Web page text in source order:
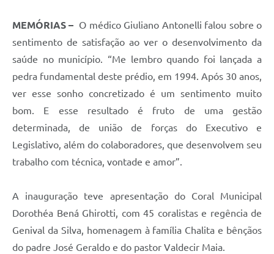
MEMÓRIAS – O médico Giuliano Antonelli falou sobre o
sentimento de satisfação ao ver o desenvolvimento da
saúde no município. “Me lembro quando foi lançada a
pedra fundamental deste prédio, em 1994. Após 30 anos,
ver esse sonho concretizado é um sentimento muito
bom. E esse resultado é fruto de uma gestão
determinada, de união de forças do Executivo e
Legislativo, além do colaboradores, que desenvolvem seu
trabalho com técnica, vontade e amor”.
A inauguração teve apresentação do Coral Municipal
Dorothéa Bená Ghirotti, com 45 coralistas e regência de
Genival da Silva, homenagem à família Chalita e bênçãos
do padre José Geraldo e do pastor Valdecir Maia.